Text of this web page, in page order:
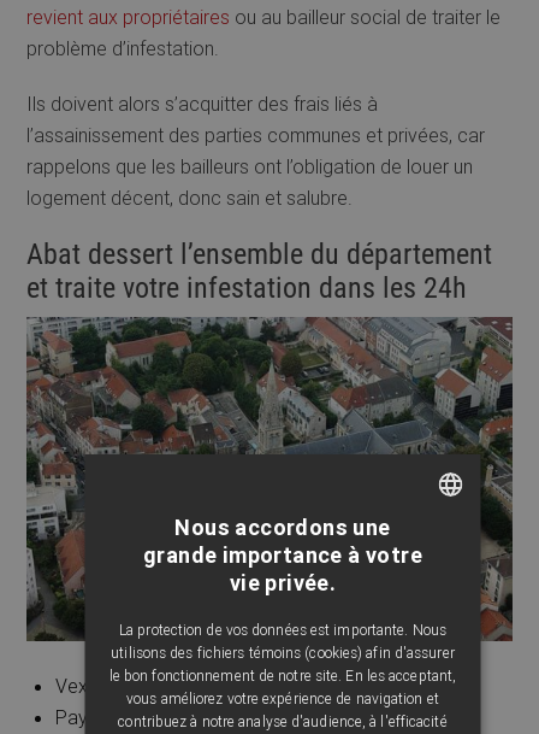
revient aux propriétaires ou au bailleur social de traiter le
problème d’infestation.
Ils doivent alors s’acquitter des frais liés à
l’assainissement des parties communes et privées, car
rappelons que les bailleurs ont l’obligation de louer un
logement décent, donc sain et salubre.
Abat dessert l’ensemble du département
et traite votre infestation dans les 24h
Vexin
Pays de France
FRENCH
Nous accordons une
grande importance à votre
vie privée.
La protection de vos données est importante. Nous
utilisons des fichiers témoins (cookies) afin d'assurer
le bon fonctionnement de notre site. En les acceptant,
vous améliorez votre expérience de navigation et
contribuez à notre analyse d'audience, à l'efficacité